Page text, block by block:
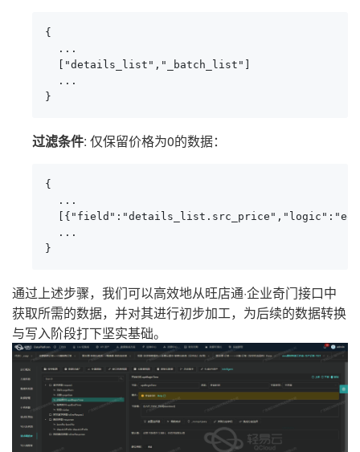
{
  ...
  ["details_list","_batch_list"]
  ...
}
过滤条件: 仅保留价格为0的数据：
{
  ...
  ...
}
通过上述步骤，我们可以高效地从旺店通·企业奇门接口中
获取所需的数据，并对其进行初步加工，为后续的数据转换
与写入阶段打下坚实基础。